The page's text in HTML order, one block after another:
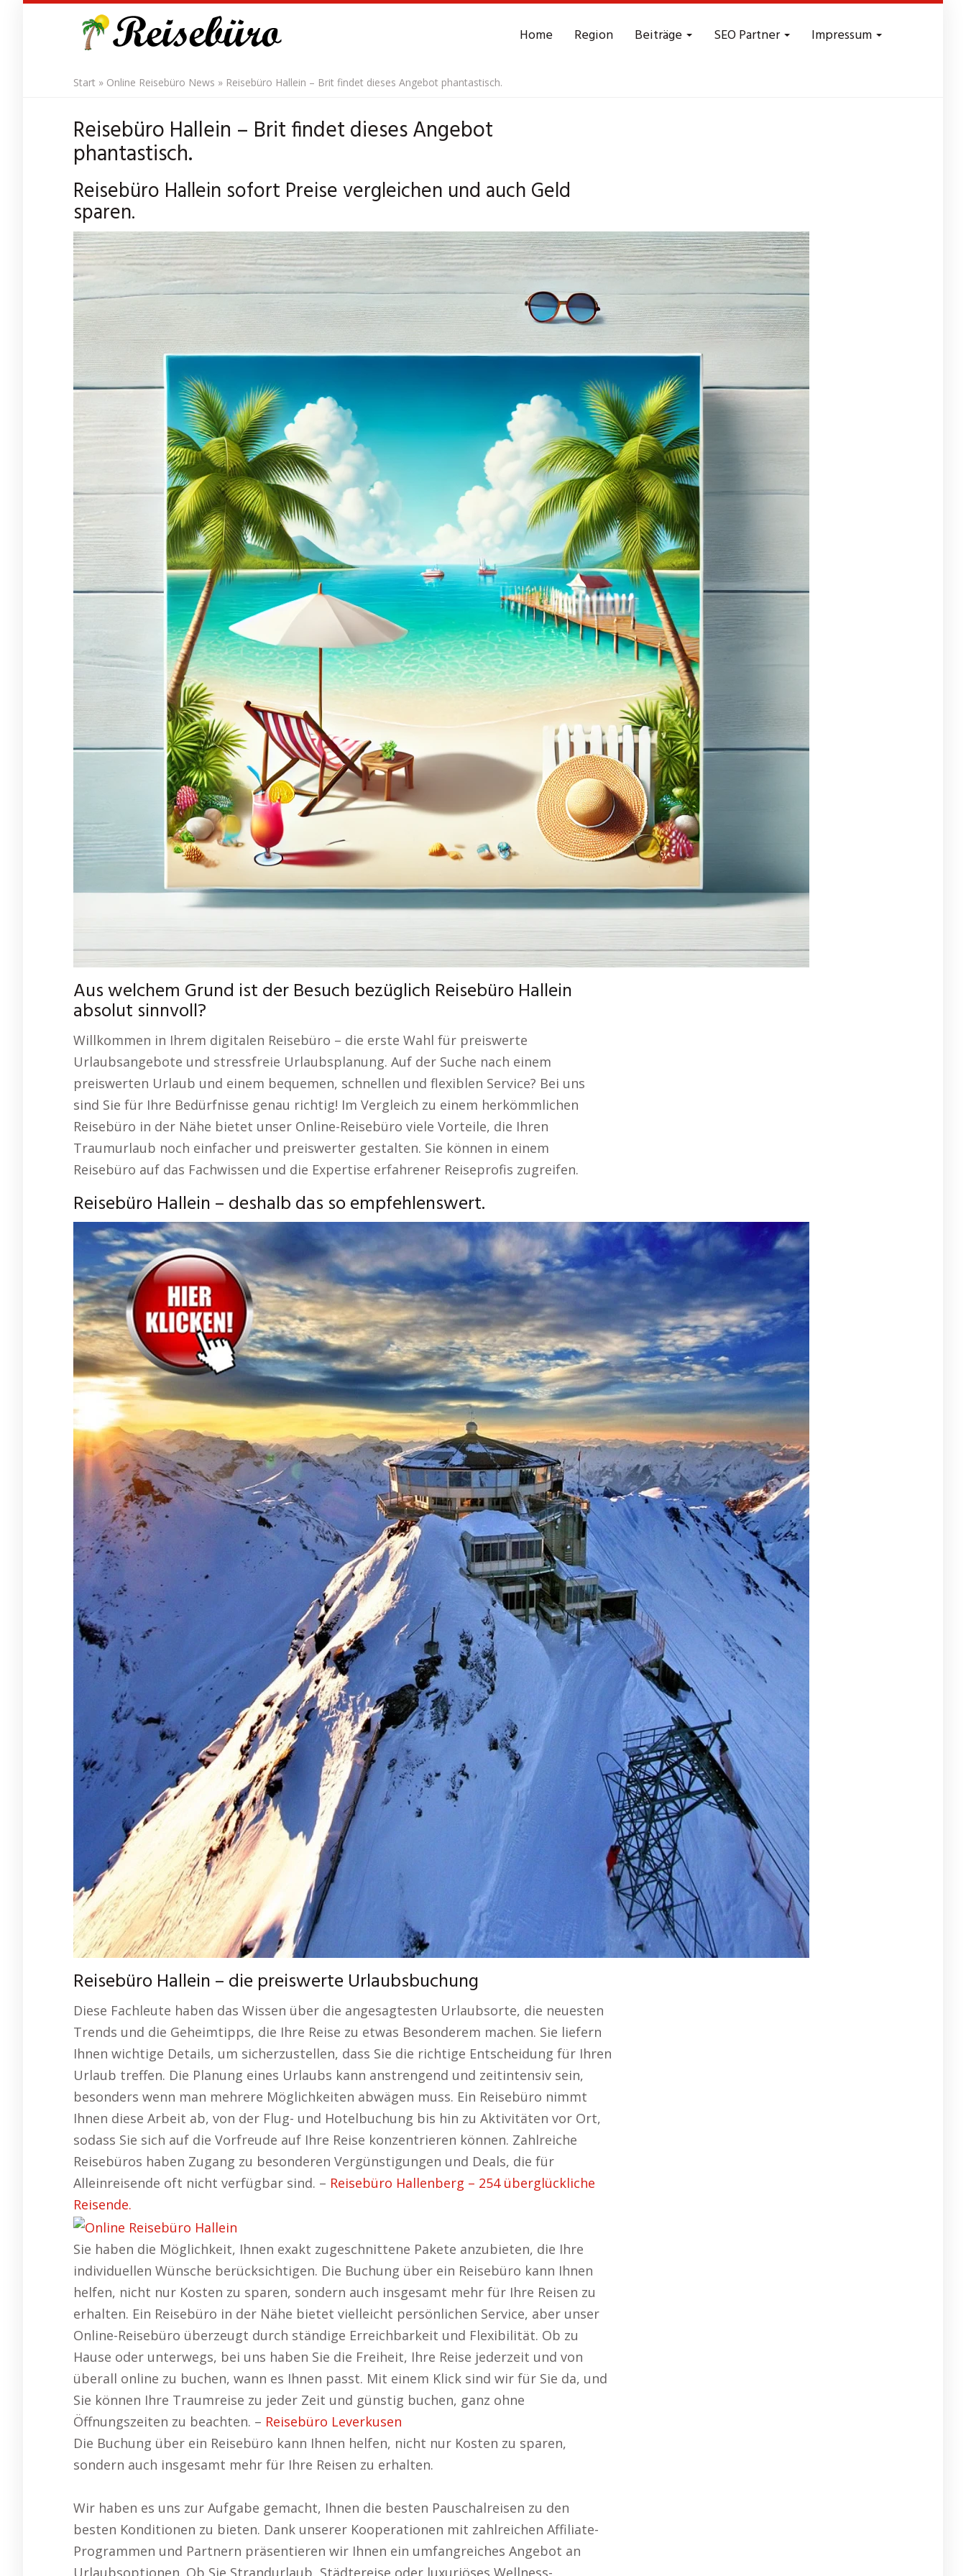
Home Region Beiträge SEO Partner Impressum
Start » Online Reisebüro News » Reisebüro Hallein – Brit findet dieses Angebot phantastisch.
Reisebüro Hallein – Brit findet dieses Angebot
phantastisch.
Reisebüro Hallein sofort Preise vergleichen und auch Geld
sparen.
Aus welchem Grund ist der Besuch bezüglich Reisebüro Hallein
absolut sinnvoll?
Willkommen in Ihrem digitalen Reisebüro – die erste Wahl für preiswerte
Urlaubsangebote und stressfreie Urlaubsplanung. Auf der Suche nach einem
preiswerten Urlaub und einem bequemen, schnellen und flexiblen Service? Bei uns
sind Sie für Ihre Bedürfnisse genau richtig! Im Vergleich zu einem herkömmlichen
Reisebüro in der Nähe bietet unser Online-Reisebüro viele Vorteile, die Ihren
Traumurlaub noch einfacher und preiswerter gestalten. Sie können in einem
Reisebüro auf das Fachwissen und die Expertise erfahrener Reiseprofis zugreifen.
Reisebüro Hallein – deshalb das so empfehlenswert.
Reisebüro Hallein – die preiswerte Urlaubsbuchung
Diese Fachleute haben das Wissen über die angesagtesten Urlaubsorte, die neuesten
Trends und die Geheimtipps, die Ihre Reise zu etwas Besonderem machen. Sie liefern
Ihnen wichtige Details, um sicherzustellen, dass Sie die richtige Entscheidung für Ihren
Urlaub treffen. Die Planung eines Urlaubs kann anstrengend und zeitintensiv sein,
besonders wenn man mehrere Möglichkeiten abwägen muss. Ein Reisebüro nimmt
Ihnen diese Arbeit ab, von der Flug- und Hotelbuchung bis hin zu Aktivitäten vor Ort,
sodass Sie sich auf die Vorfreude auf Ihre Reise konzentrieren können. Zahlreiche
Reisebüros haben Zugang zu besonderen Vergünstigungen und Deals, die für
Alleinreisende oft nicht verfügbar sind. – Reisebüro Hallenberg – 254 überglückliche
Reisende.
Sie haben die Möglichkeit, Ihnen exakt zugeschnittene Pakete anzubieten, die Ihre
individuellen Wünsche berücksichtigen. Die Buchung über ein Reisebüro kann Ihnen
helfen, nicht nur Kosten zu sparen, sondern auch insgesamt mehr für Ihre Reisen zu
erhalten. Ein Reisebüro in der Nähe bietet vielleicht persönlichen Service, aber unser
Online-Reisebüro überzeugt durch ständige Erreichbarkeit und Flexibilität. Ob zu
Hause oder unterwegs, bei uns haben Sie die Freiheit, Ihre Reise jederzeit und von
überall online zu buchen, wann es Ihnen passt. Mit einem Klick sind wir für Sie da, und
Sie können Ihre Traumreise zu jeder Zeit und günstig buchen, ganz ohne
Öffnungszeiten zu beachten. – Reisebüro Leverkusen
Die Buchung über ein Reisebüro kann Ihnen helfen, nicht nur Kosten zu sparen,
sondern auch insgesamt mehr für Ihre Reisen zu erhalten.
Wir haben es uns zur Aufgabe gemacht, Ihnen die besten Pauschalreisen zu den
besten Konditionen zu bieten. Dank unserer Kooperationen mit zahlreichen Affiliate-
Programmen und Partnern präsentieren wir Ihnen ein umfangreiches Angebot an
Urlaubsoptionen. Ob Sie Strandurlaub, Städtereise oder luxuriöses Wellness-